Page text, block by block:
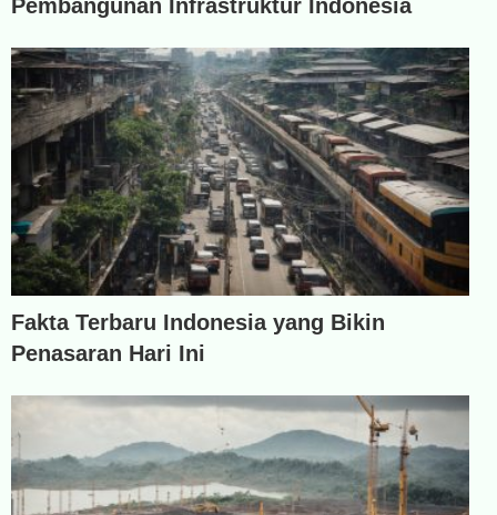
Pembangunan Infrastruktur Indonesia
Fakta Terbaru Indonesia yang Bikin
Penasaran Hari Ini